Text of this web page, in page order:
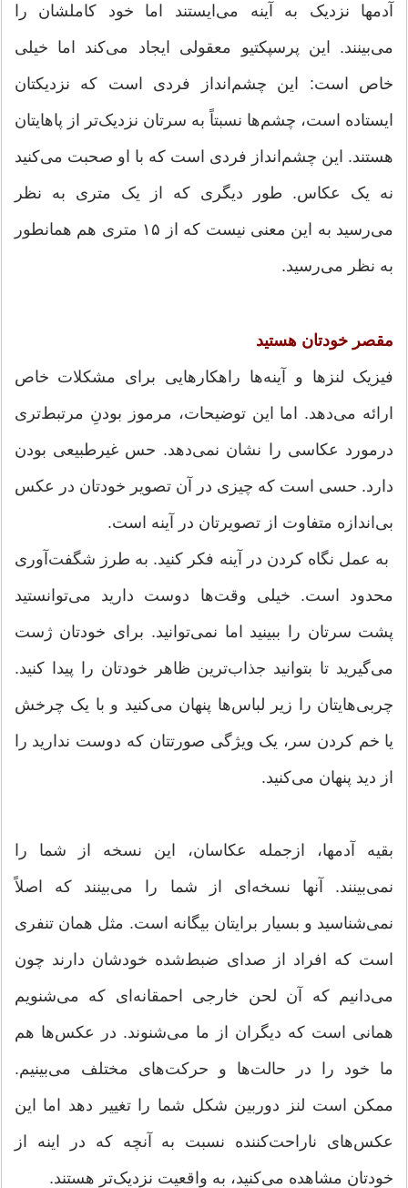
آدمها نزدیک به آینه می‌ایستند اما خود کاملشان را
می‌بینند. این پرسپکتیو معقولی ایجاد می‌کند اما خیلی
خاص است: این چشم‌انداز فردی است که نزدیکتان
ایستاده است، چشم‌ها نسبتاً به سرتان نزدیک‌تر از پاهایتان
هستند. این چشم‌انداز فردی است که با او صحبت می‌کنید
نه یک عکاس. طور دیگری که از یک متری به نظر
می‌رسید به این معنی نیست که از ۱۵ متری هم همانطور
به نظر می‌رسید.
مقصر خودتان هستید
فیزیک لنزها و آینه‌ها راهکارهایی برای مشکلات خاص
ارائه می‌دهد. اما این توضیحات، مرموز بودنِ مرتبط‌تری
درمورد عکاسی را نشان نمی‌دهد. حس غیرطبیعی بودن
دارد. حسی است که چیزی در آن تصویر خودتان در عکس
بی‌اندازه متفاوت از تصویرتان در آینه است.
به عمل نگاه کردن در آینه فکر کنید. به طرز شگفت‌آوری
محدود است. خیلی وقت‌ها دوست دارید می‌توانستید
پشت سرتان را ببینید اما نمی‌توانید. برای خودتان ژست
می‌گیرید تا بتوانید جذاب‌ترین ظاهر خودتان را پیدا کنید.
چربی‌هایتان را زیر لباس‌ها پنهان می‌کنید و با یک چرخش
یا خم کردن سر، یک ویژگی صورتتان که دوست ندارید را
از دید پنهان می‌کنید.
بقیه آدمها، ازجمله عکاسان، این نسخه از شما را
نمی‌بینند. آنها نسخه‌ای از شما را می‌بینند که اصلاً
نمی‌شناسید و بسیار برایتان بیگانه است. مثل همان تنفری
است که افراد از صدای ضبط‌شده خودشان دارند چون
می‌دانیم که آن لحن خارجی احمقانه‌ای که می‌شنویم
همانی است که دیگران از ما می‌شنوند. در عکس‌ها هم
ما خود را در حالت‌ها و حرکت‌های مختلف می‌بینیم.
ممکن است لنز دوربین شکل شما را تغییر دهد اما این
عکس‌های ناراحت‌کننده نسبت به آنچه که در اینه از
خودتان مشاهده می‌کنید، به واقعیت نزدیک‌تر هستند.